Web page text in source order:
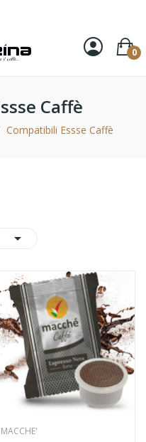
0
Caffè
Compatibili Essse Caffè

MACCHE'